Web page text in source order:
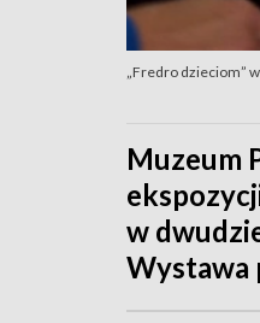
„Fredro dzieciom”
Muzeum
w
Wystawa